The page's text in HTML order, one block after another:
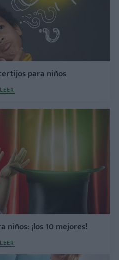
para niños
LEER
niños: ¡los 10 mejores!
LEER